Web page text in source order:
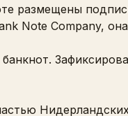
размещены
Note Company,